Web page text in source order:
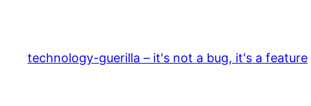
springen
technology-guerilla – it's not a bug, it's a feature